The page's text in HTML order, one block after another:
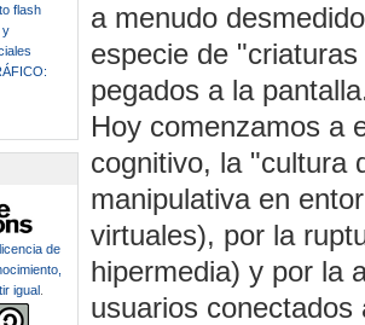
a menudo
especie de
pegados a la
Hoy comenzamos a
cognitivo, la "cultura
manipulativa en
virtuales), por la
hipermedia) y por la
usuarios
flash
y
licencia de
igual